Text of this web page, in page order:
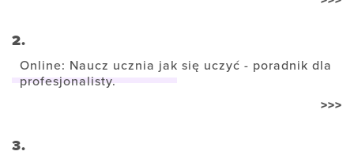
2.
Online: Naucz ucznia jak się uczyć - poradnik dla
profesjonalisty.
>>>
3.